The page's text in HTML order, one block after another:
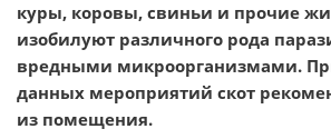
куры, коровы, свиньи и прочие
изобилуют различного рода
вредными микроорганизмами.
данных мероприятий скот
из помещения.